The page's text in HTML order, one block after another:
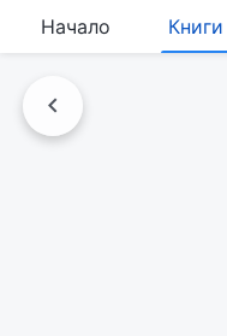
Начало Книги